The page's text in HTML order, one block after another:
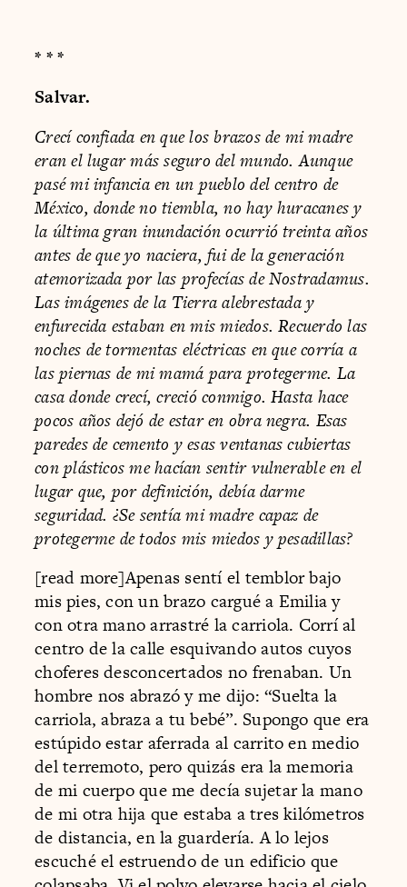
* * *
Salvar.
Crecí confiada en que los brazos de mi madre
eran el lugar más seguro del mundo. Aunque
pasé mi infancia en un pueblo del centro de
México, donde no tiembla, no hay huracanes y
la última gran inundación ocurrió treinta años
antes de que yo naciera, fui de la generación
atemorizada por las profecías de Nostradamus.
Las imágenes de la Tierra alebrestada y
enfurecida estaban en mis miedos. Recuerdo las
noches de tormentas eléctricas en que corría a
las piernas de mi mamá para protegerme. La
casa donde crecí, creció conmigo. Hasta hace
pocos años dejó de estar en obra negra. Esas
paredes de cemento y esas ventanas cubiertas
con plásticos me hacían sentir vulnerable en el
lugar que, por definición, debía darme
seguridad. ¿Se sentía mi madre capaz de
protegerme de todos mis miedos y pesadillas?
[read more]Apenas sentí el temblor bajo
mis pies, con un brazo cargué a Emilia y
con otra mano arrastré la carriola. Corrí al
centro de la calle esquivando autos cuyos
choferes desconcertados no frenaban. Un
hombre nos abrazó y me dijo: “Suelta la
carriola, abraza a tu bebé”. Supongo que era
estúpido estar aferrada al carrito en medio
del terremoto, pero quizás era la memoria
de mi cuerpo que me decía sujetar la mano
de mi otra hija que estaba a tres kilómetros
de distancia, en la guardería. A lo lejos
escuché el estruendo de un edificio que